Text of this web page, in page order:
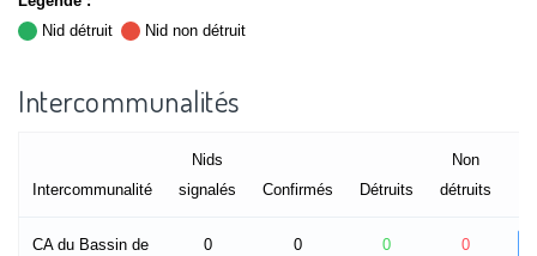
Nid détruit
Nid non détruit
Intercommunalités
Intercommunalité
Nids
signalés
Confirmés Détruits
Non
détruits
CA du Bassin de
0 0 0 0